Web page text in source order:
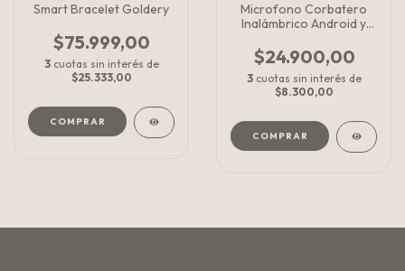
Smart Bracelet Goldery
$75.999,00
3 cuotas sin interés de
$25.333,00
COMPRAR
Microfono Corbatero
Inalámbrico Android y
$24.900,00
3 cuotas sin interés de
$8.300,00